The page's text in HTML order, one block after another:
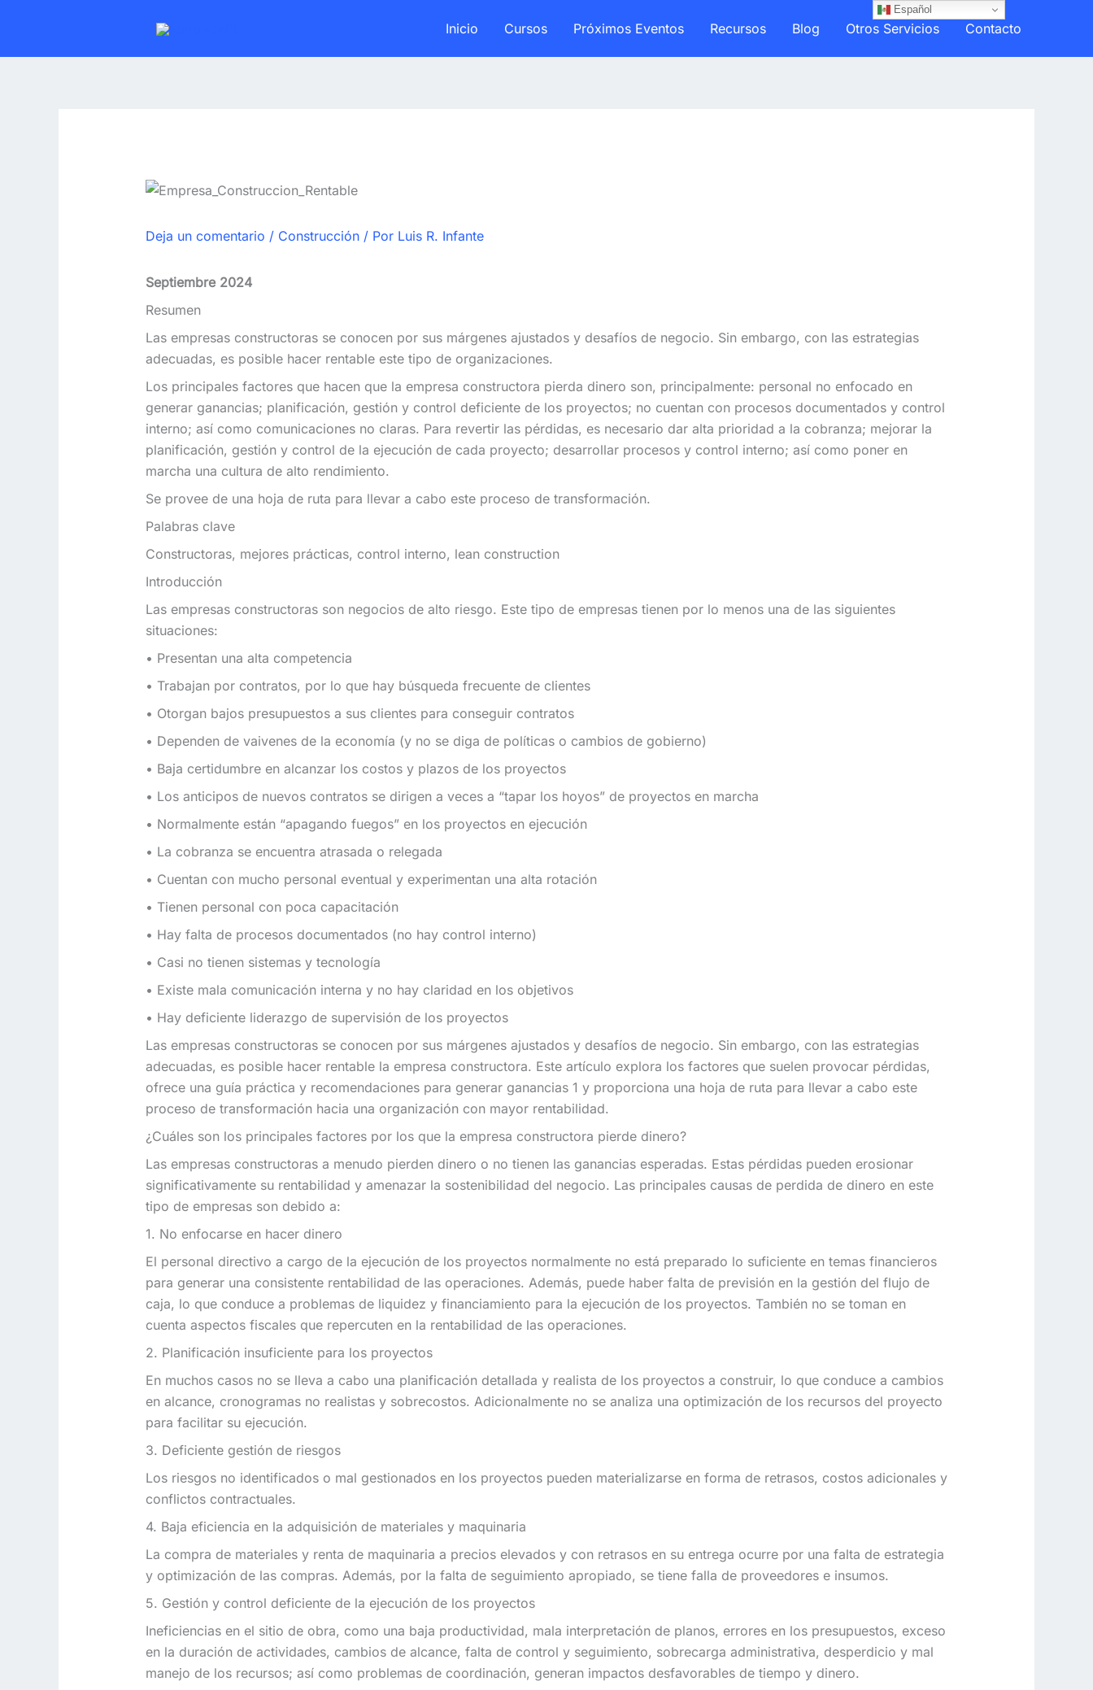
Inicio Cursos Próximos Eventos Recursos Blog Otros Servicios Contacto
Deja un comentario / Construcción/ Por Luis R. Infante
Septiembre 2024
Resumen
Las empresas constructoras se conocen por sus márgenes ajustados y desafíos de negocio. Sin embargo, con las estrategias
adecuadas, es posible hacer rentable este tipo de organizaciones.
Los principales factores que hacen que la empresa constructora pierda dinero son, principalmente: personal no enfocado en
generar ganancias; planificación, gestión y control deficiente de los proyectos; no cuentan con procesos documentados y control
interno; así como comunicaciones no claras. Para revertir las pérdidas, es necesario dar alta prioridad a la cobranza; mejorar la
planificación, gestión y control de la ejecución de cada proyecto; desarrollar procesos y control interno; así como poner en
marcha una cultura de alto rendimiento.
Se provee de una hoja de ruta para llevar a cabo este proceso de transformación.
Palabras clave
Constructoras, mejores prácticas, control interno, lean construction
Introducción
Las empresas constructoras son negocios de alto riesgo. Este tipo de empresas tienen por lo menos una de las siguientes
situaciones:
• Presentan una alta competencia
• Trabajan por contratos, por lo que hay búsqueda frecuente de clientes
• Otorgan bajos presupuestos a sus clientes para conseguir contratos
• Dependen de vaivenes de la economía (y no se diga de políticas o cambios de gobierno)
• Baja certidumbre en alcanzar los costos y plazos de los proyectos
• Los anticipos de nuevos contratos se dirigen a veces a “tapar los hoyos” de proyectos en marcha
• Normalmente están “apagando fuegos” en los proyectos en ejecución
• La cobranza se encuentra atrasada o relegada
• Cuentan con mucho personal eventual y experimentan una alta rotación
• Tienen personal con poca capacitación
• Hay falta de procesos documentados (no hay control interno)
• Casi no tienen sistemas y tecnología
• Existe mala comunicación interna y no hay claridad en los objetivos
• Hay deficiente liderazgo de supervisión de los proyectos
Las empresas constructoras se conocen por sus márgenes ajustados y desafíos de negocio. Sin embargo, con las estrategias
adecuadas, es posible hacer rentable la empresa constructora. Este artículo explora los factores que suelen provocar pérdidas,
ofrece una guía práctica y recomendaciones para generar ganancias 1 y proporciona una hoja de ruta para llevar a cabo este
proceso de transformación hacia una organización con mayor rentabilidad.
¿Cuáles son los principales factores por los que la empresa constructora pierde dinero?
Las empresas constructoras a menudo pierden dinero o no tienen las ganancias esperadas. Estas pérdidas pueden erosionar
significativamente su rentabilidad y amenazar la sostenibilidad del negocio. Las principales causas de perdida de dinero en este
tipo de empresas son debido a:
1. No enfocarse en hacer dinero
El personal directivo a cargo de la ejecución de los proyectos normalmente no está preparado lo suficiente en temas financieros
para generar una consistente rentabilidad de las operaciones. Además, puede haber falta de previsión en la gestión del flujo de
caja, lo que conduce a problemas de liquidez y financiamiento para la ejecución de los proyectos. También no se toman en
cuenta aspectos fiscales que repercuten en la rentabilidad de las operaciones.
2. Planificación insuficiente para los proyectos
En muchos casos no se lleva a cabo una planificación detallada y realista de los proyectos a construir, lo que conduce a cambios
en alcance, cronogramas no realistas y sobrecostos. Adicionalmente no se analiza una optimización de los recursos del proyecto
para facilitar su ejecución.
3. Deficiente gestión de riesgos
Los riesgos no identificados o mal gestionados en los proyectos pueden materializarse en forma de retrasos, costos adicionales y
conflictos contractuales.
4. Baja eficiencia en la adquisición de materiales y maquinaria
La compra de materiales y renta de maquinaria a precios elevados y con retrasos en su entrega ocurre por una falta de estrategia
y optimización de las compras. Además, por la falta de seguimiento apropiado, se tiene falla de proveedores e insumos.
5. Gestión y control deficiente de la ejecución de los proyectos
Ineficiencias en el sitio de obra, como una baja productividad, mala interpretación de planos, errores en los presupuestos, exceso
en la duración de actividades, cambios de alcance, falta de control y seguimiento, sobrecarga administrativa, desperdicio y mal
manejo de los recursos; así como problemas de coordinación, generan impactos desfavorables de tiempo y dinero.
Español